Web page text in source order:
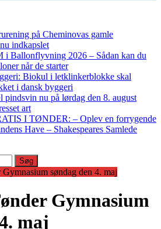
på Cheminovas gamle
indkapslet
i Ballonflyvning 2026 – Sådan kan du
når de starter
Biokul i letklinkerblokke skal
i dansk byggeri
pindsvin nu på lørdag den 8. august
art
I TØNDER: – Oplev en forrygende
Have – Shakespeares Samlede
søndag den 4. maj
Gymnasium
maj